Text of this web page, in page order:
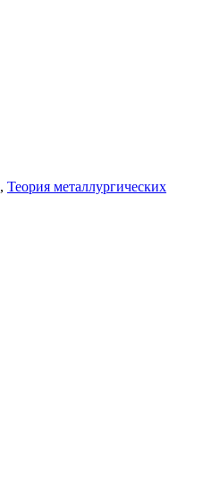
, Теория металлургических